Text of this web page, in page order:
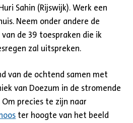
Sahin (Rijswijk). Werk een
Neem onder andere de
de 39 toespraken die ik
zal uitspreken.
van de ochtend samen met
van Doezum in de stromende
precies te zijn naar
ter hoogte van het beeld